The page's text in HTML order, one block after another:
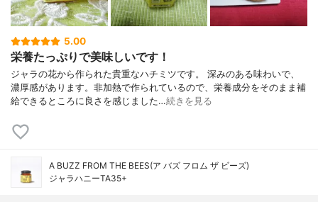
5.00
栄養たっぷりで美味しいです！
ジャラの花から作られた貴重なハチミツです。 深みのある味わいで、
濃厚感があります。非加熱で作られているので、栄養成分をそのまま補
給できるところに良さを感じました…続きを見る
A BUZZ FROM THE BEES(ア バズ フロム ザ ビーズ)
ジャラハニーTA35+